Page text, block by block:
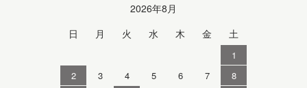
2026年8月
日
月 火 水 木 金 土
1
2
3 4 5 6 7
8